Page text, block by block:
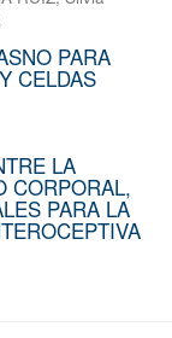
PARA
CELDAS
LA
CORPORAL,
PARA LA